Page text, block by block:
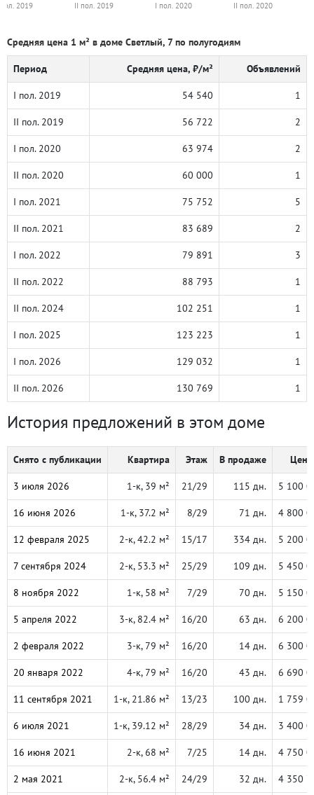
2019 II пол. 2019 I пол. 2020 II пол. 2020
Средняя цена 1 м² в доме Светлый, 7 по полугодиям
Период Средняя цена, ₽/м² Объявлений
I пол. 2019 54 540 1
II пол. 2019 56 722 2
I пол. 2020 63 974 2
II пол. 2020 60 000 1
I пол. 2021 75 752 5
II пол. 2021 83 689 2
I пол. 2022 79 891 3
II пол. 2022 88 793 1
II пол. 2024 102 251 1
I пол. 2025 123 223 1
I пол. 2026 129 032 1
II пол. 2026 130 769 1
История предложений в этом доме
Снято с публикации Квартира Этаж В продаже
3 июля 2026 1-к, 39 м² 21/29 115 дн. 5 100
16 июня 2026 1-к, 37.2 м² 8/29 71 дн. 4 800
12 февраля 2025 2-к, 42.2 м² 15/17 334 дн. 5 200
7 сентября 2024 2-к, 53.3 м² 25/29 109 дн. 5 450
8 ноября 2022 1-к, 58 м² 7/29 70 дн. 5 150
5 апреля 2022 3-к, 82.4 м² 16/20 63 дн. 6 200
2 февраля 2022 3-к, 79 м² 16/20 14 дн. 6 300
20 января 2022 4-к, 79 м² 16/20 43 дн. 6 690
11 сентября 2021 1-к, 21.86 м² 13/23 100 дн. 1 759
6 июля 2021 1-к, 39.12 м² 28/29 34 дн. 3 400
16 июня 2021 2-к, 68 м² 7/25 14 дн. 4 750
2 мая 2021 2-к, 56.4 м² 24/29 32 дн. 4 350